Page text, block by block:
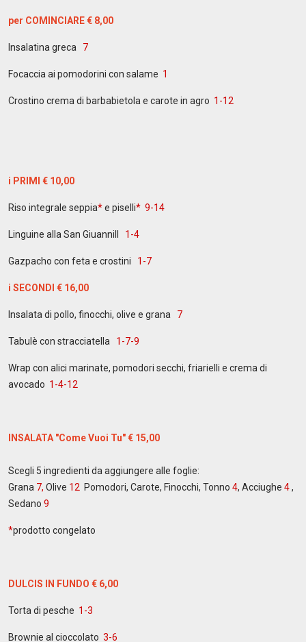
per COMINCIARE € 8,00
Insalatina greca 7
Focaccia ai pomodorini con salame 1
Crostino crema di barbabietola e carote in agro 1-12
i PRIMI € 10,00
Riso integrale seppia*e piselli* 9-14
Linguine alla San Giuannill 1-4
Gazpacho con feta e crostini 1-7
i SECONDI € 16,00
Insalata di pollo, finocchi, olive e grana 7
Tabulè con stracciatella 1-7-9
Wrap con alici marinate, pomodori secchi, friarielli e crema di
avocado 1-4-12
INSALATA "Come Vuoi Tu" € 15,00
Scegli 5 ingredienti da aggiungere alle foglie:
Grana 7, Olive 12 Pomodori, Carote, Finocchi, Tonno 4, Acciughe 4,
Sedano 9
*prodotto congelato
DULCIS IN FUNDO € 6,00
Torta di pesche 1-3
Brownie al cioccolato 3-6